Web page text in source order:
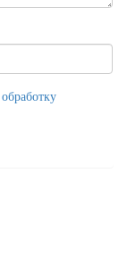
обработку